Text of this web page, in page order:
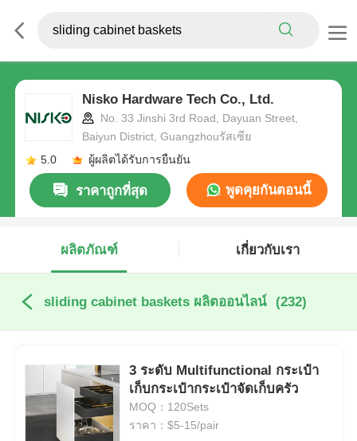
Nisko Hardware Tech Co., Ltd.
No. 33 Jinshi 3rd Road, Dayuan Street,
Baiyun District, Guangzhouรัสเซีย
5.0
ผู้ผลิตได้รับการยืนยัน
ราคาถูกที่สุด พูดคุยกันตอนนี้
ผลิตภัณฑ์ เกี่ยวกับเรา
sliding cabinet baskets ผลิตออนไลน์ (232)
3 ระดับ Multifunctional กระเป๋า
เก็บกระเป๋ากระเป๋าจัดเก็บครัว
MOQ：120Sets
ราคา：$5-15/pair